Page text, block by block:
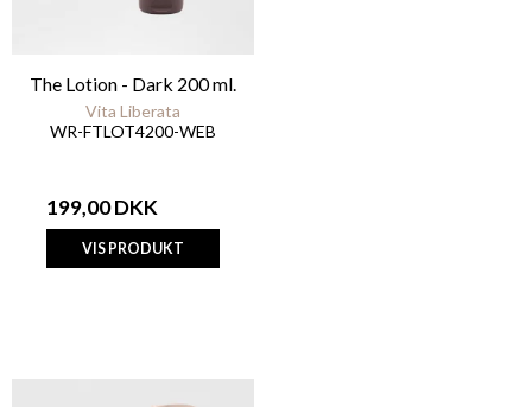
The Lotion - Dark 200 ml.
Vita Liberata
WR-FTLOT4200-WEB
199,00 DKK
VIS PRODUKT